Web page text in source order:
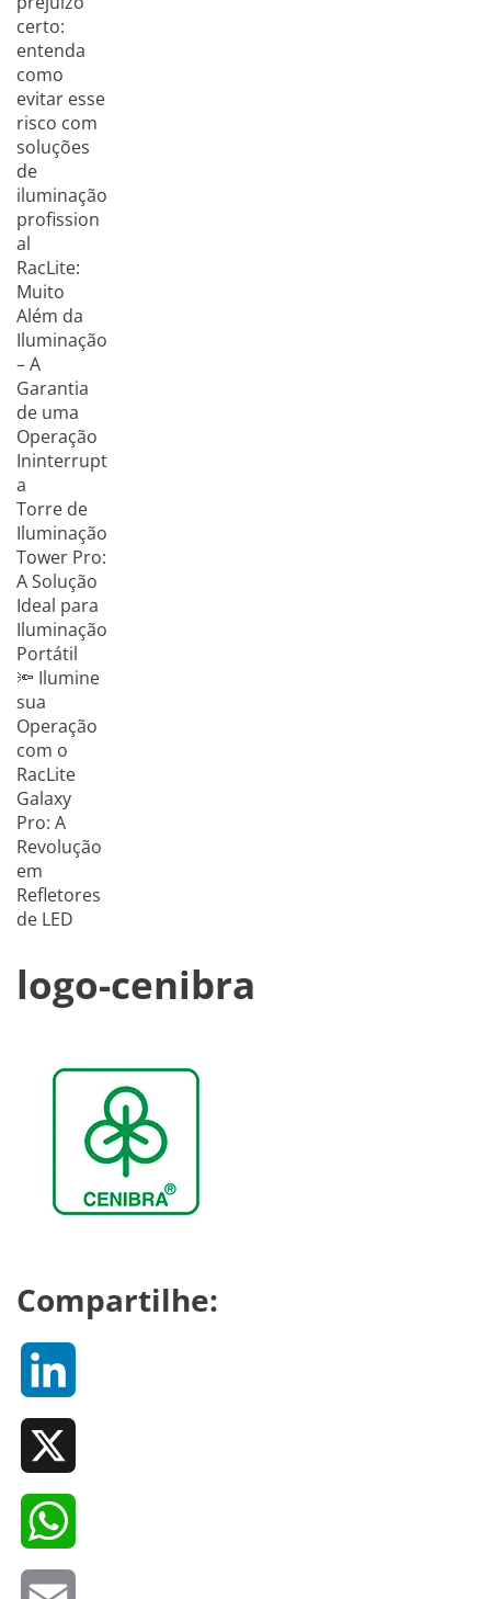
certo:
entenda
como
evitar esse
risco com
soluções
de
iluminação
profission
al
RacLite:
Muito
Além da
Iluminação
– A
Garantia
de uma
Operação
Ininterrupt
a
Torre de
Iluminação
Tower Pro:
A Solução
Ideal para
Iluminação
Portátil
🔦 Ilumine
sua
Operação
com o
RacLite
Galaxy
Pro: A
Revolução
em
Refletores
de LED
logo-cenibra
Compartilhe: